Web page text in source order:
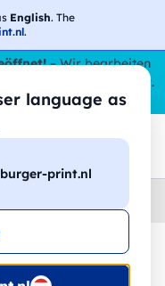
English. The
.
language as
print.nl
– Wir bearbeiten
über,
sogar im August.